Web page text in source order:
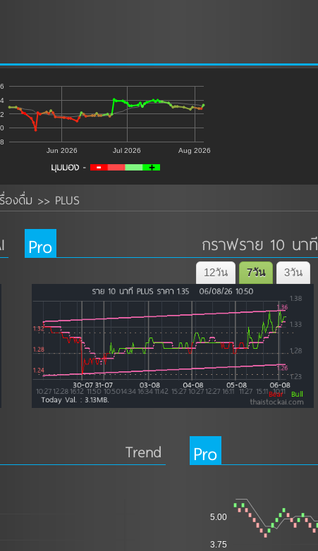
Jun 2026 Jul 2026 Aug 2026
องดื่ม >> PLUS
Pro กราฟราย 10 นาที
3วัน
7วัน
12วัน
Trend Pro
3.75
5.00